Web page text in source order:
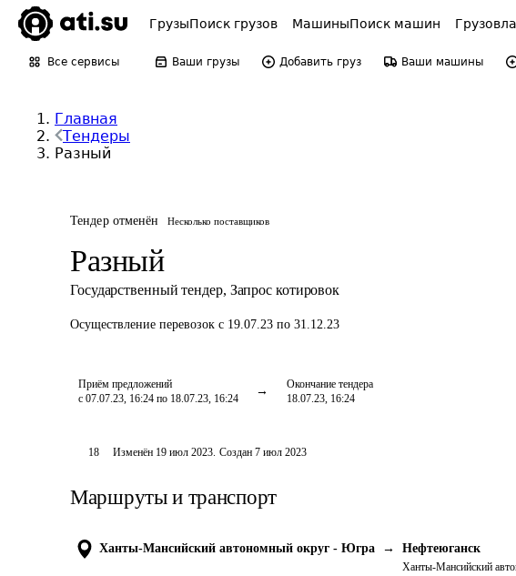
ГрузыПоиск грузов МашиныПоиск машин
Все сервисы Ваши грузы Добавить груз Ваши машины
Главная
Тендеры
Разный
Тендер отменён Несколько поставщиков
Разный
Государственный тендер, Запрос котировок
Осуществление перевозок с 19.07.23 по 31.12.23
Приём предложений
с 07.07.23, 16:24 по 18.07.23, 16:24
Окончание тендера
18.07.23, 16:24
18 Изменён 19 июл 2023. Создан 7 июл 2023
Маршруты и транспорт
Ханты-Мансийский автономный округ - Югра → Нефтеюганск
Ханты-Мансийский